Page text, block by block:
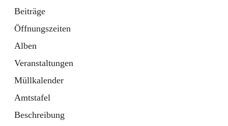
Beiträge
Öffnungszeiten
Alben
Veranstaltungen
Müllkalender
Amtstafel
Beschreibung
Datei
in
Tab
Kindergarten
öffnet
in
neuem
Tab